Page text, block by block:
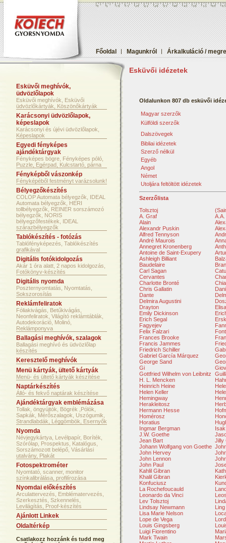
Főoldal | Magunkról | Árkalkuláció /
Esküvői idézetek
Esküvői meghívók,
üdvözlőlapok
Esküvői meghívók, Esküvői
üdvözlőkártyák, Köszönőkártyák
Karácsonyi üdvözlőlapok,
képeslapok
Karácsonyi és újévi üdvözlőlapok,
Képeslapok
Egyedi fényképes
ajándéktárgyak
Fényképes bögre, Fényképes póló,
Puzzle, Egérpad, Kulcstartó, párna
Fényképből vászonkép
Fényképéből festményt varázsolunk!
Bélyegzőkészítés
COLOP Automata bélyegzők, IDEAL
Automata bélyegzők, HERI
tollbélyegzők, REINER sorszámozó
bélyegzők, NORIS
bélyegzőfestékek, IDEAL
szárazbélyegzők
Tablókészítés - fotózás
Tablófényképezés, Tablókészítés
grafikával
Digitális fotókidolgozás
Akár 1 óra alatt, 2 napos kidolgozás,
Fotókönyv-készítés
Digitális nyomda
Poszternyomtatás, Nyomtatás,
Sokszorosítás
Reklámfeliratok
Fóliakivágás, Betűkivágás,
Neonfeliratok, Világító reklámtáblák,
Autodekoráció, Molinó,
Reklámponyva
Ballagási meghívók, szalagok
Ballagási meghívó és üdvözlőlap
készítés
Keresztelő meghívók
Menü kártyák, ültető kártyák
Menü- és ültető kártyák készítése
Naptárkészítés
Álló- és fekvő naptárak készítése
Ajándéktárgyak emblémázása
Tollak, öngyújtók, Bögrék ,Pólók,
Sapkák, Mérőszalagok, Uszógumik,
Strandlabdák, Léggömbök, Esernyők
Nyomda
Névjegykártya, Levélpapír, Boríték,
Szórólap, Prospektus, Katalógus,
Sorszámozott belépő, Vásárlási
utalvány, Plakát
Fotospektrométer
Nyomtató, scanner, monitor
színkalibrálása, profilírozása
Nyomdai előkészítés
Arculattervezés, Emblématervezés,
Szerkesztés, Szkennelés,
Levilágítás, Proof-készítés
Ajánlott Linkek
Oldaltérkép
Csatlakozz hozzánk és tudd meg
Oldalunkon 807 db esküvői
Magyar szerzők
Külföldi szerzők
Dalszövegek
Bibliai idézetek
Szerző nélkül
Egyéb
Angol
Német
Utoljára feltöltött idézetek
Szerzőlista
Tolsztoj
A. Graf
A.A.
Alain
Alexandr Puskin
Alfred Tennyson
André Maurois
Annegret Kronenberg
Antoine de Saint-Exupery
Ashleigh Billiant
Baudelaire
Carl Sagan
Cervantes
Charlotte Bronté
Chris Gallatin
Dante
Delmira Augustini
Drayton
Emily Dickinson
Erich Segal
Fagyejev
Felix Falzari
Frances Brooke
Francis Jammes
Friedrich Schiller
Gabriel García Márquez
George Sand
Gi
Gottfried Wilhelm von Leibnitz
H. L. Mencken
Heinrich Heine
Helen Keller
Hemingway
Herakleitosz
Hermann Hesse
Homérosz
Horatius
Ingmar Bergman
J.W. Goethe
Jean Bart
Jilly
Johann Wolfgang von Goethe
John Hervey
John Lennon
John Paul
Kahlil Gibran
Khalil Gibran
Konfuciusz
La Rochefoucauld
Leonardo da Vinci
Lev Tolsztoj
Lindsay Newmann
Lisa Marie Nelson
Lope de Vega
Louis Gingsberg
Luigi Fiorentino
Mark Twain